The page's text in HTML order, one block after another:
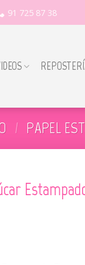
91 725 87 38
/ PAPEL